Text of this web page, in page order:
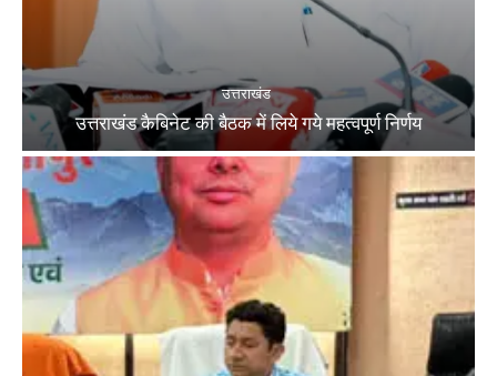
उत्तराखंड
उत्तराखंड कैबिनेट की बैठक में लिये गये महत्वपूर्ण निर्णय